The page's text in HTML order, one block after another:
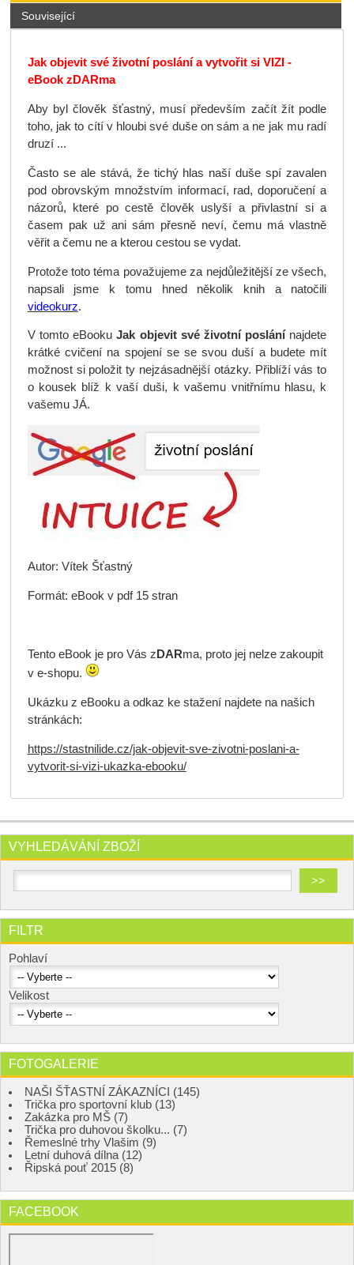
Související
Jak objevit své životní poslání a vytvořit si VIZI -
eBook zDARma
Aby byl člověk šťastný, musí především začít žít podle
toho, jak to cítí v hloubi své duše on sám a ne jak mu radí
druzí ...
Často se ale stává, že tichý hlas naší duše spí zavalen
pod obrovským množstvím informací, rad, doporučení a
názorů, které po cestě člověk uslyší a přivlastní si a
časem pak už ani sám přesně neví, čemu má vlastně
věřit a čemu ne a kterou cestou se vydat.
Protože toto téma považujeme za nejdůležitější ze všech,
napsali jsme k tomu hned několik knih a natočili
videokurz.
V tomto eBookuJak objevit své životní poslání najdete
krátké cvičení na spojení se se svou duší a budete mít
možnost si položit ty nejzásadnější otázky. Přiblíží vás to
o kousek blíž k vaší duši, k vašemu vnitřnímu hlasu, k
vašemu JÁ.
Autor: Vítek Šťastný
Formát: eBook v pdf 15 stran
Tento eBook je pro Vás z DARma, proto jej nelze zakoupit
v e-shopu.
Ukázku z eBooku a odkaz ke stažení najdete na našich
stránkách:
https://stastnilide.cz/jak-objevit-sve-zivotni-poslani-a-
vytvorit-si-vizi-ukazka-ebooku/
VYHLEDÁVÁNÍ ZBOŽÍ
FILTR
Pohlaví
Velikost
FOTOGALERIE
NAŠI ŠŤASTNÍ ZÁKAZNÍCI (145)
Trička pro sportovní klub (13)
Zakázka pro MŠ (7)
Trička pro duhovou školku... (7)
Řemeslné trhy Vlašim (9)
Letní duhová dílna (12)
Řipská pouť 2015 (8)
FACEBOOK